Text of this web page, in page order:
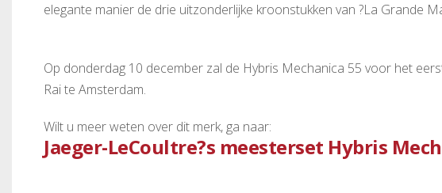
elegante manier de drie uitzonderlijke kroonstukken van ?La Grande
Op donderdag 10 december zal de Hybris Mechanica 55 voor het
Rai te Amsterdam.
Wilt u meer weten over dit merk, ga naar:
Jaeger-LeCoultre?s meesterset Hybris